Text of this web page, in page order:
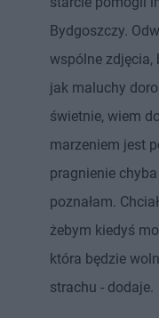
Bydgoszczy.
wspólne zdjęcia,
jak maluchy
świetnie, wiem
marzeniem jest
pragnienie
poznałam.
żebym kiedyś
która będzie
strachu - dodaje.